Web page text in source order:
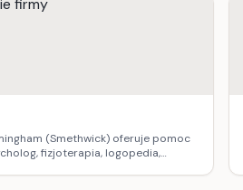
(Smethwick) oferuje pomoc
fizjoterapia, logopedia,